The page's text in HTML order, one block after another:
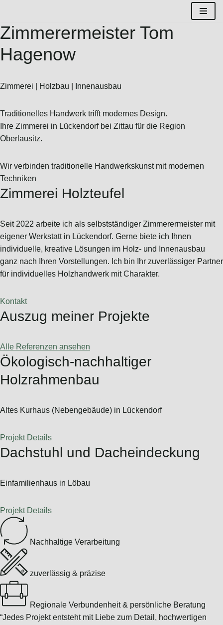
Zum
Inhalt
springen
Zimmerermeister Tom
Hagenow
Zimmerei | Holzbau | Innenausbau
Traditionelles Handwerk trifft modernes Design.
Ihre Zimmerei in Lückendorf bei Zittau für die Region
Oberlausitz.
Wir verbinden traditionelle Handwerkskunst mit modernen
Techniken
Zimmerei Holzteufel
Seit 2022 arbeite ich als selbstständiger Zimmerermeister mit
eigener Werkstatt in Lückendorf. Gerne biete ich Ihnen
individuelle, kreative Lösungen im Holz- und Innenausbau
ganz nach Ihren Vorstellungen. Ich bin Ihr zuverlässiger Partner
für individuelles Holzhandwerk mit Charakter.
Kontakt
Auszug meiner Projekte
Alle Referenzen ansehen
Ökologisch-nachhaltiger
Holzrahmenbau
Altes Kurhaus (Nebengebäude) in Lückendorf
Projekt Details
Dachstuhl und Dacheindeckung
Einfamilienhaus in Löbau
Projekt Details
Nachhaltige Verarbeitung
zuverlässig & präzise
Regionale Verbundenheit & persönliche Beratung
“Jedes Projekt entsteht mit Liebe zum Detail, hochwertigen